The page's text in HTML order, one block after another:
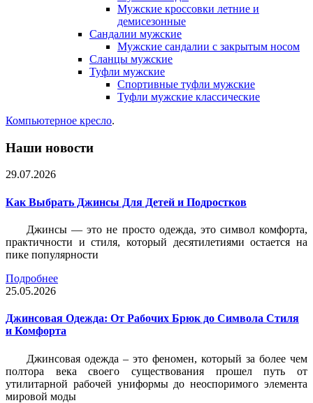
Мужские кроссовки летние и
демисезонные
Сандалии мужские
Мужские сандалии с закрытым носом
Сланцы мужские
Туфли мужские
Спортивные туфли мужские
Туфли мужские классические
Компьютерное кресло.
Наши новости
29.07.2026
Как Выбрать Джинсы Для Детей и Подростков
Джинсы — это не просто одежда, это символ комфорта,
практичности и стиля, который десятилетиями остается на
пике популярности
Подробнее
25.05.2026
Джинсовая Одежда: От Рабочих Брюк до Символа Стиля
и Комфорта
Джинсовая одежда – это феномен, который за более чем
полтора века своего существования прошел путь от
утилитарной рабочей униформы до неоспоримого элемента
мировой моды